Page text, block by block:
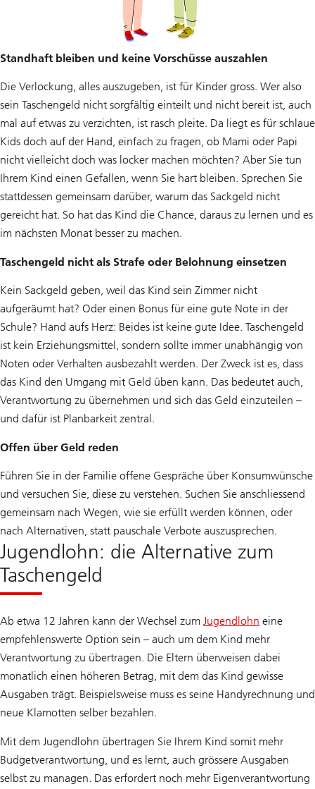
Standhaft bleiben und keine Vorschüsse auszahlen
Die Verlockung, alles auszugeben, ist für Kinder gross. Wer also
sein Taschengeld nicht sorgfältig einteilt und nicht bereit ist, auch
mal auf etwas zu verzichten, ist rasch pleite. Da liegt es für schlaue
Kids doch auf der Hand, einfach zu fragen, ob Mami oder Papi
nicht vielleicht doch was locker machen möchten? Aber Sie tun
Ihrem Kind einen Gefallen, wenn Sie hart bleiben. Sprechen Sie
stattdessen gemeinsam darüber, warum das Sackgeld nicht
gereicht hat. So hat das Kind die Chance, daraus zu lernen und es
im nächsten Monat besser zu machen.
Taschengeld nicht als Strafe oder Belohnung einsetzen
Kein Sackgeld geben, weil das Kind sein Zimmer nicht
aufgeräumt hat? Oder einen Bonus für eine gute Note in der
Schule? Hand aufs Herz: Beides ist keine gute Idee. Taschengeld
ist kein Erziehungsmittel, sondern sollte immer unabhängig von
Noten oder Verhalten ausbezahlt werden. Der Zweck ist es, dass
das Kind den Umgang mit Geld üben kann. Das bedeutet auch,
Verantwortung zu übernehmen und sich das Geld einzuteilen –
und dafür ist Planbarkeit zentral.
Offen über Geld reden
Führen Sie in der Familie offene Gespräche über Konsumwünsche
und versuchen Sie, diese zu verstehen. Suchen Sie anschliessend
gemeinsam nach Wegen, wie sie erfüllt werden können, oder
nach Alternativen, statt pauschale Verbote auszusprechen.
Jugendlohn: die Alternative zum
Taschengeld
Ab etwa 12 Jahren kann der Wechsel zum Jugendlohn eine
empfehlenswerte Option sein – auch um dem Kind mehr
Verantwortung zu übertragen. Die Eltern überweisen dabei
monatlich einen höheren Betrag, mit dem das Kind gewisse
Ausgaben trägt. Beispielsweise muss es seine Handyrechnung und
neue Klamotten selber bezahlen.
Mit dem Jugendlohn übertragen Sie Ihrem Kind somit mehr
Budgetverantwortung, und es lernt, auch grössere Ausgaben
selbst zu managen. Das erfordert noch mehr Eigenverantwortung